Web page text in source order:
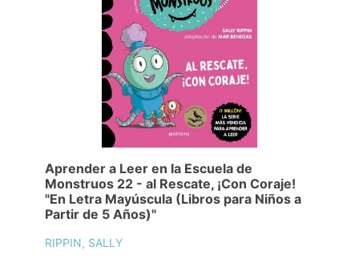
Aprender a Leer en la Escuela de
Monstruos 22 - al Rescate, ¡Con Coraje!
"En Letra Mayúscula (Libros para Niños a
Partir de 5 Años)"
RIPPIN, SALLY